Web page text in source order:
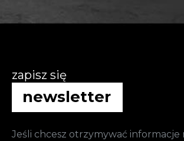
zapisz się
newsletter
Jeśli chcesz otrzymywać